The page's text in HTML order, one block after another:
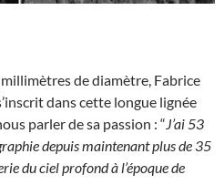
de diamètre, Fabrice
dans cette longue lignée
parler de sa passion : “J’ai 53
depuis maintenant plus de 35
du ciel profond à l’époque de